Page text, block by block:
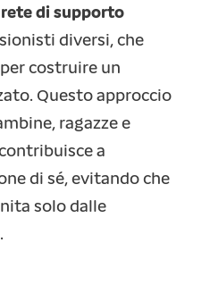
rete di supporto
diversi, che
costruire un
Questo approccio
ragazze e
a
di sé, evitando che
solo dalle